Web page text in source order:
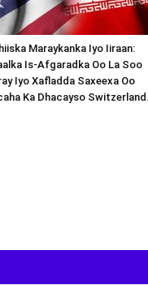
Maraykanka Iyo Iiraan:
Is-Afgaradka Oo La Soo
Iyo Xafladda Saxeexa Oo
Ka Dhacayso Switzerland.